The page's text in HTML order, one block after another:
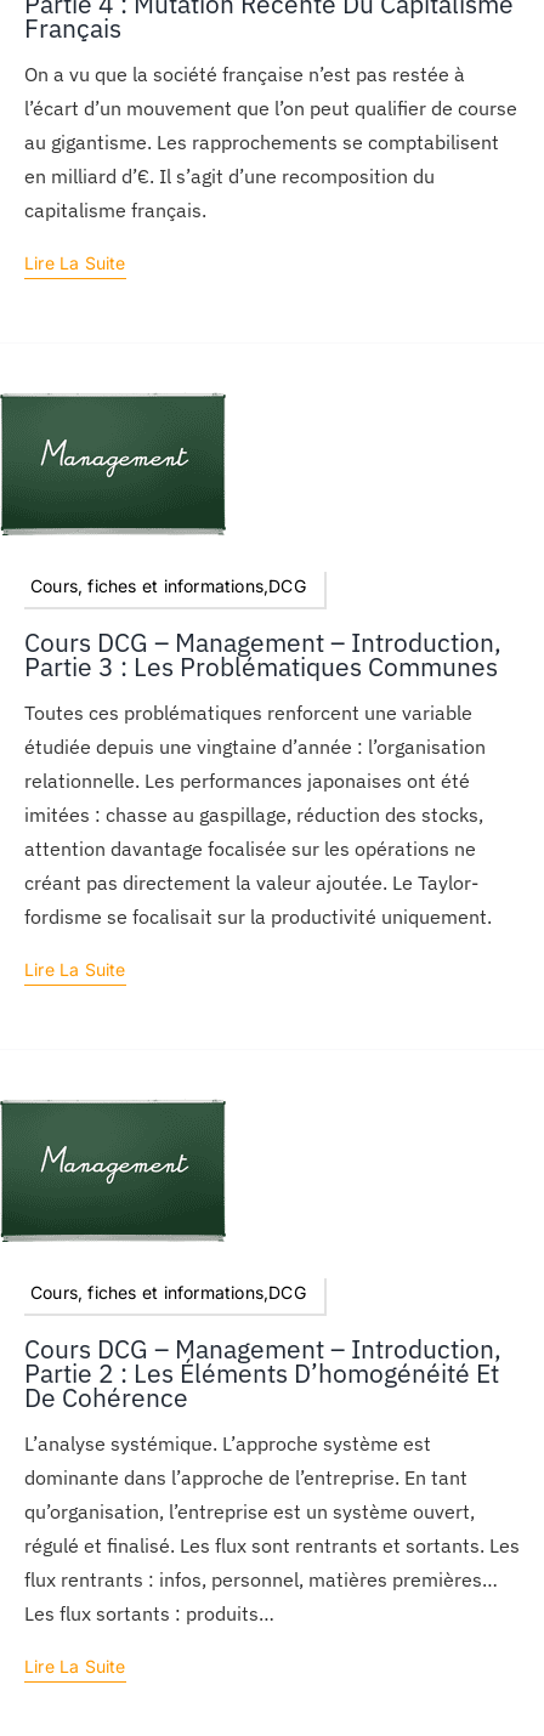
Français
On a vu que la société française n’est pas restée à
l’écart d’un mouvement que l’on peut qualifier de course
au gigantisme. Les rapprochements se comptabilisent
en milliard d’€. Il s’agit d’une recomposition du
capitalisme français.
Lire La Suite
Cours, fiches et informations,DCG
Cours DCG – Management – Introduction,
Partie 3 : Les Problématiques Communes
Toutes ces problématiques renforcent une variable
étudiée depuis une vingtaine d’année : l’organisation
relationnelle. Les performances japonaises ont été
imitées : chasse au gaspillage, réduction des stocks,
attention davantage focalisée sur les opérations ne
créant pas directement la valeur ajoutée. Le Taylor-
fordisme se focalisait sur la productivité uniquement.
Lire La Suite
Cours, fiches et informations,DCG
Cours DCG – Management – Introduction,
Partie 2 : Les Éléments D’homogénéité Et
De Cohérence
L’analyse systémique. L’approche système est
dominante dans l’approche de l’entreprise. En tant
qu’organisation, l’entreprise est un système ouvert,
régulé et finalisé. Les flux sont rentrants et sortants. Les
flux rentrants : infos, personnel, matières premières…
Les flux sortants : produits…
Lire La Suite